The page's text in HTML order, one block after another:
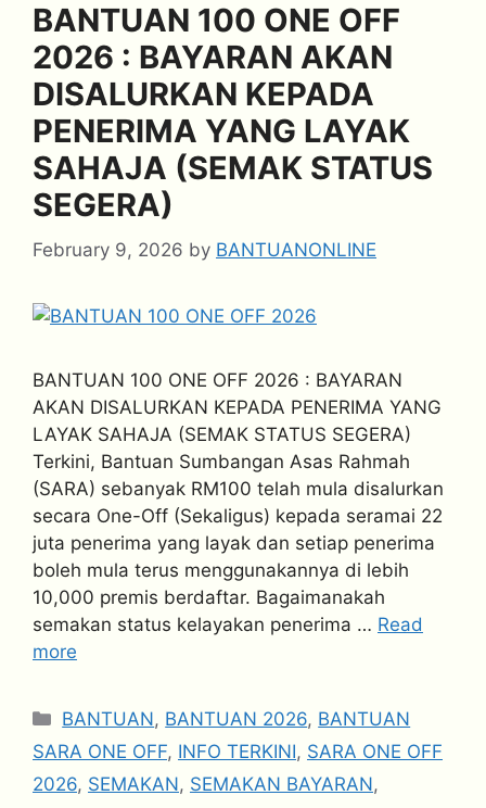
BANTUAN 100 ONE OFF
2026 : BAYARAN AKAN
DISALURKAN KEPADA
PENERIMA YANG LAYAK
SAHAJA (SEMAK STATUS
SEGERA)
February 9, 2026 by BANTUANONLINE
BANTUAN 100 ONE OFF 2026 : BAYARAN
AKAN DISALURKAN KEPADA PENERIMA YANG
LAYAK SAHAJA (SEMAK STATUS SEGERA)
Terkini, Bantuan Sumbangan Asas Rahmah
(SARA) sebanyak RM100 telah mula disalurkan
secara One-Off (Sekaligus) kepada seramai 22
juta penerima yang layak dan setiap penerima
boleh mula terus menggunakannya di lebih
10,000 premis berdaftar. Bagaimanakah
semakan status kelayakan penerima … Read
more
Categories
BANTUAN, BANTUAN 2026, BANTUAN
SARA ONE OFF, INFO TERKINI, SARA ONE OFF
2026, SEMAKAN, SEMAKAN BAYARAN,